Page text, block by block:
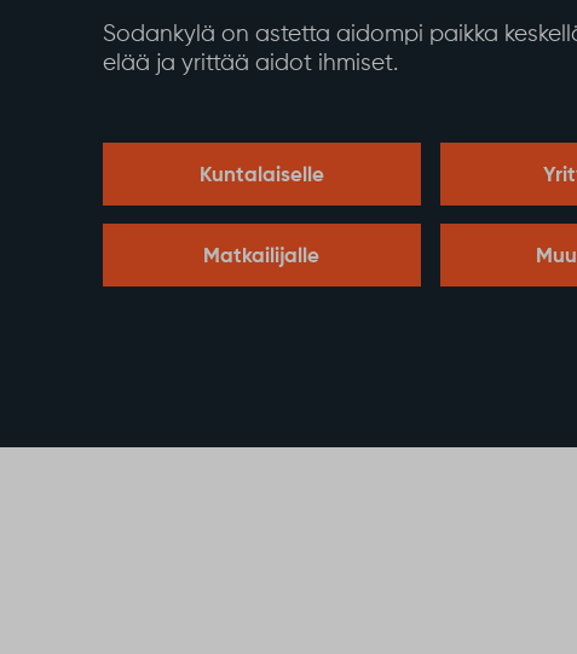
Sodankylä on astetta aidompi paikka
elää ja yrittää aidot ihmiset.
Kuntalaiselle
Matkailijalle